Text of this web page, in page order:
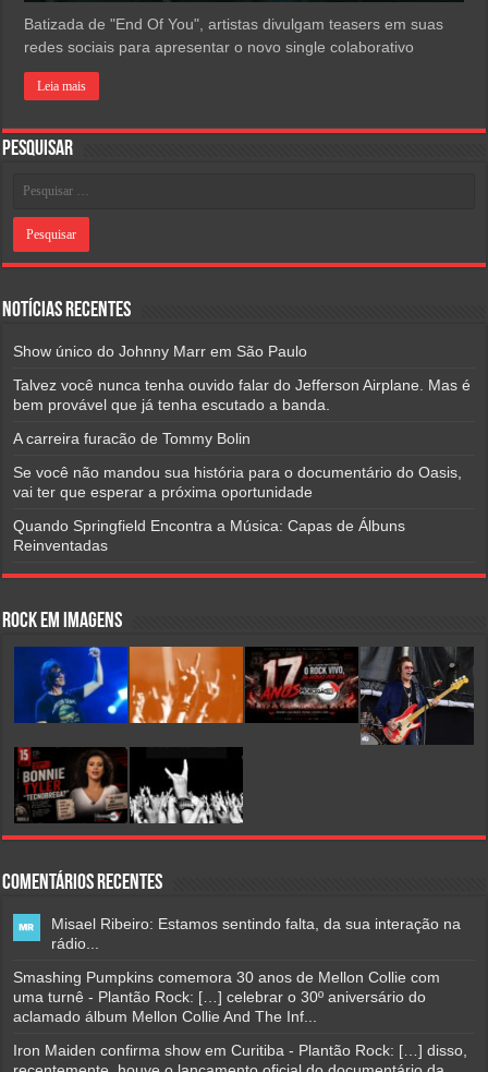
Batizada de "End Of You", artistas divulgam teasers em suas
redes sociais para apresentar o novo single colaborativo
Leia mais
Pesquisar
Notícias Recentes
Show único do Johnny Marr em São Paulo
Talvez você nunca tenha ouvido falar do Jefferson Airplane. Mas é
bem provável que já tenha escutado a banda.
A carreira furacão de Tommy Bolin
Se você não mandou sua história para o documentário do Oasis,
vai ter que esperar a próxima oportunidade
Quando Springfield Encontra a Música: Capas de Álbuns
Reinventadas
Rock em Imagens
Comentários Recentes
Misael Ribeiro: Estamos sentindo falta, da sua interação na
rádio...
Smashing Pumpkins comemora 30 anos de Mellon Collie com
uma turnê - Plantão Rock: […] celebrar o 30º aniversário do
aclamado álbum Mellon Collie And The Inf...
Iron Maiden confirma show em Curitiba - Plantão Rock: […] disso,